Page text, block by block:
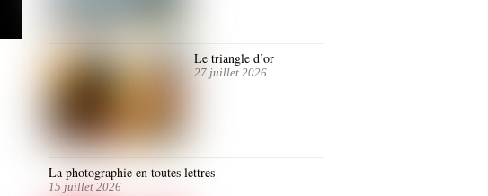
Le triangle d’or
27 juillet 2026
La photographie en toutes lettres
15 juillet 2026